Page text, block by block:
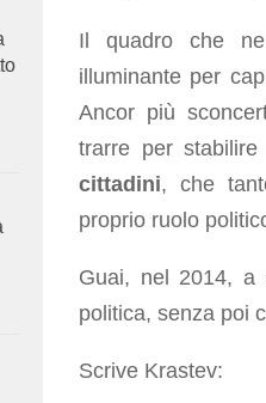
Il quadro che
illuminante per
Ancor più
trarre per
cittadini, che
proprio ruolo
Guai, nel 2014, a
politica, senza poi
Scrive Krastev: